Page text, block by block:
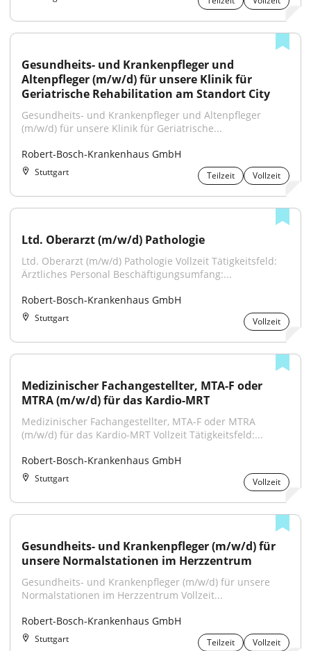
Gesundheits- und Krankenpfleger und
Altenpfleger (m/w/d) für unsere Klinik für
Geriatrische Rehabilitation am Standort City
Gesundheits- und Krankenpfleger und Altenpfleger
(m/w/d) für unsere Klinik für Geriatrische...
Robert-Bosch-Krankenhaus GmbH
Stuttgart Teilzeit Vollzeit
Ltd. Oberarzt (m/w/d) Pathologie
Ltd. Oberarzt (m/w/d) Pathologie Vollzeit Tätigkeitsfeld:
Ärztliches Personal Beschäftigungsumfang:...
Robert-Bosch-Krankenhaus GmbH
Stuttgart Vollzeit
Medizinischer Fachangestellter, MTA-F oder
MTRA (m/w/d) für das Kardio-MRT
Medizinischer Fachangestellter, MTA-F oder MTRA
(m/w/d) für das Kardio-MRT Vollzeit Tätigkeitsfeld:...
Robert-Bosch-Krankenhaus GmbH
Stuttgart Vollzeit
Gesundheits- und Krankenpfleger (m/w/d) für
unsere Normalstationen im Herzzentrum
Gesundheits- und Krankenpfleger (m/w/d) für unsere
Normalstationen im Herzzentrum Vollzeit...
Robert-Bosch-Krankenhaus GmbH
Stuttgart Teilzeit Vollzeit